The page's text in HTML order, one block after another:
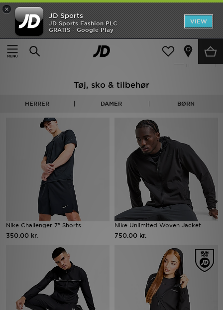
×
JD Sports
JD Sports Fashion PLC
GRATIS - Google Play
VIEW
Hjem
Gym - Tøj
410 Produkter fundet
Tøj, sko & tilbehør
HERRER DAMER BØRN
Nike Challenger 7" Shorts
350.00 kr.
Nike Unlimited Woven Jacket
750.00 kr.
Hjem
Udsalg
Damer
Bestsellers
Fodbold
Sport
Download JD app'en
Mine beskeder